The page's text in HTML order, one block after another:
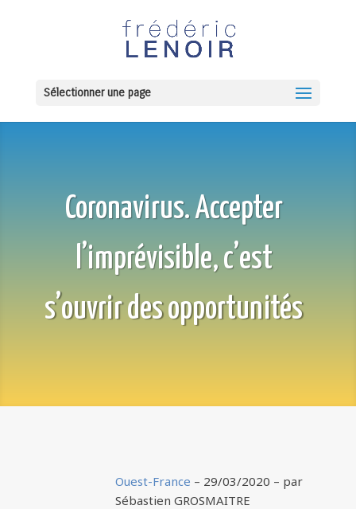
Sélectionner une page
Coronavirus. Accepter
l’imprévisible, c’est
s’ouvrir des opportunités
Ouest-France – 29/03/2020 – par
Sébastien GROSMAITRE